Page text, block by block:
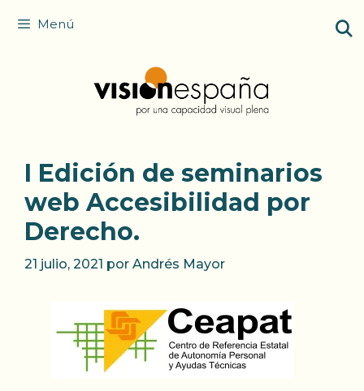
Menú
I Edición de seminarios
web Accesibilidad por
Derecho.
21 julio, 2021 por Andrés Mayor